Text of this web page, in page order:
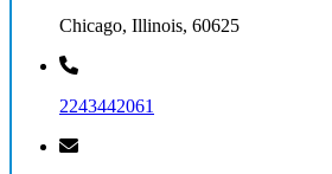
Chicago, Illinois, 60625
2243442061